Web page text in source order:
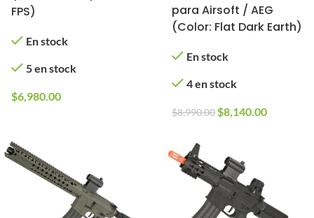
FPS)
En stock
5 en stock
$6,980.00
para Airsoft / AEG
(Color: Flat Dark Earth)
En stock
4 en stock
$8,990.00 $8,140.00